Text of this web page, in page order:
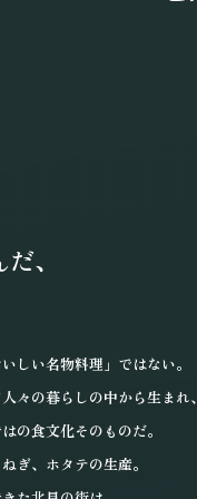
、
しい名物料理」ではない。
々の暮らしの中から生まれ、
の食文化そのものだ。
ぎ、ホタテの生産。